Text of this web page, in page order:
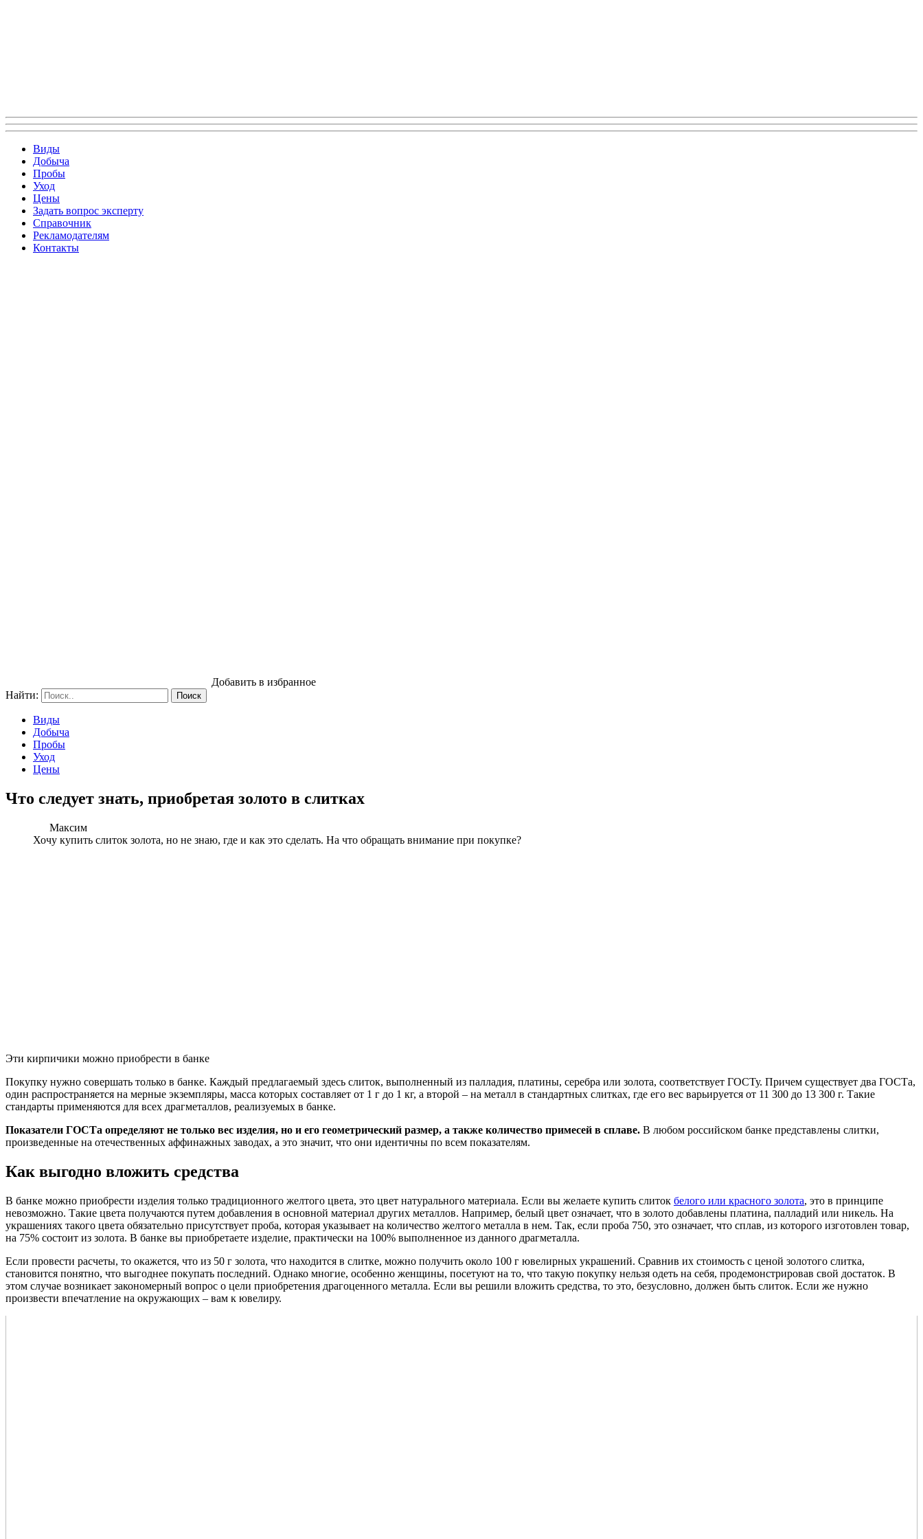
Виды
Добыча
Пробы
Уход
Цены
Задать вопрос эксперту
Справочник
Рекламодателям
Контакты
Добавить в избранное
Найти:
Виды
Добыча
Пробы
Уход
Цены
Что следует знать, приобретая золото в слитках
Максим
Хочу купить слиток золота, но не знаю, где и как это сделать. На что обращать внимание при покупке?
Эти кирпичики можно приобрести в банке
Покупку нужно совершать только в банке. Каждый предлагаемый здесь слиток, выполненный из палладия, платины, серебра или золота, соответствует ГОСТу. Причем существует два ГОСТа,
один распространяется на мерные экземпляры, масса которых составляет от 1 г до 1 кг, а второй – на металл в стандартных слитках, где его вес варьируется от 11 300 до 13 300 г. Такие
стандарты применяются для всех драгметаллов, реализуемых в банке.
Показатели ГОСТа определяют не только вес изделия, но и его геометрический размер, а также количество примесей в сплаве. В любом российском банке представлены слитки,
произведенные на отечественных аффинажных заводах, а это значит, что они идентичны по всем показателям.
Как выгодно вложить средства
В банке можно приобрести изделия только традиционного желтого цвета, это цвет натурального материала. Если вы желаете купить слиток белого или красного золота, это в принципе
невозможно. Такие цвета получаются путем добавления в основной материал других металлов. Например, белый цвет означает, что в золото добавлены платина, палладий или никель. На
украшениях такого цвета обязательно присутствует проба, которая указывает на количество желтого металла в нем. Так, если проба 750, это означает, что сплав, из которого изготовлен товар,
на 75% состоит из золота. В банке вы приобретаете изделие, практически на 100% выполненное из данного драгметалла.
Если провести расчеты, то окажется, что из 50 г золота, что находится в слитке, можно получить около 100 г ювелирных украшений. Сравнив их стоимость с ценой золотого слитка,
становится понятно, что выгоднее покупать последний. Однако многие, особенно женщины, посетуют на то, что такую покупку нельзя одеть на себя, продемонстрировав свой достаток. В
этом случае возникает закономерный вопрос о цели приобретения драгоценного металла. Если вы решили вложить средства, то это, безусловно, должен быть слиток. Если же нужно
произвести впечатление на окружающих – вам к ювелиру.